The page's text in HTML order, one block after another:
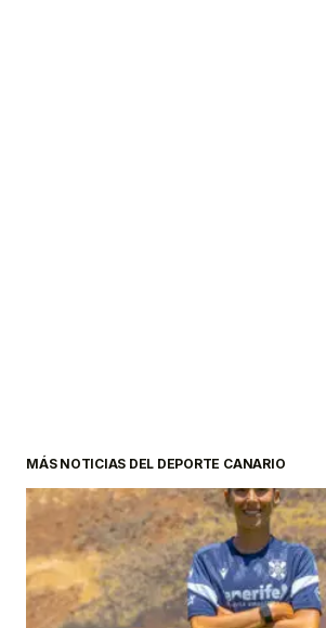
MÁS NOTICIAS DEL DEPORTE CANARIO